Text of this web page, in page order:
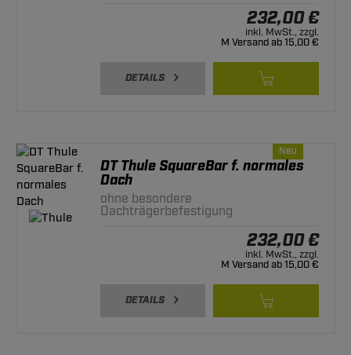
232,00 €
inkl. MwSt., zzgl.
M Versand ab 15,00 €
DETAILS
Neu
DT Thule SquareBar f. normales
Dach
ohne besondere
Dachträgerbefestigung
232,00 €
inkl. MwSt., zzgl.
M Versand ab 15,00 €
DETAILS